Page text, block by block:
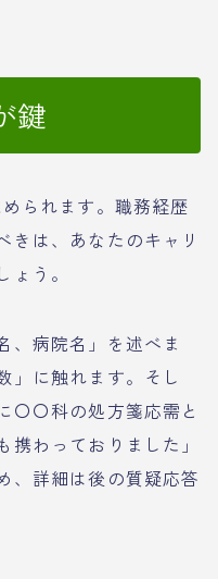
鍵
られます。職務経歴
は、あなたのキャリ
う。
、病院名」を述べま
」に触れます。そし
〇〇科の処方箋応需と
わっておりました」
、詳細は後の質疑応答